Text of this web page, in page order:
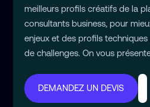
meilleurs profils créatifs de la
consultants business, pour
enjeux et des profils
de challenges. On vous
DEMANDEZ UN DEVIS